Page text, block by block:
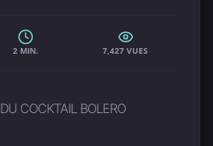
2 MIN. 7,427 VUES
DU COCKTAIL BOLERO